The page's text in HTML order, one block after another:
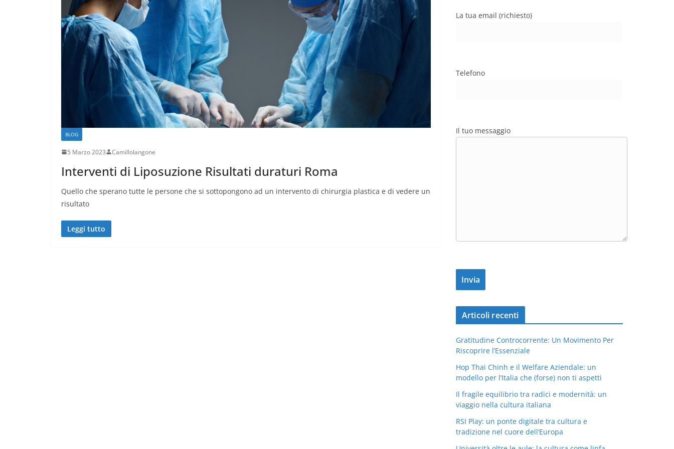
BLOG
5 Marzo 2023 Camillolangone
Interventi di Liposuzione Risultati duraturi Roma
Quello che sperano tutte le persone che si sottopongono ad un intervento di chirurgia plastica e di vedere un
risultato
Leggi tutto
La tua email (richiesto)
Telefono
Il tuo messaggio
Articoli recenti
Gratitudine Controcorrente: Un Movimento Per
Riscoprire l’Essenziale
Hop Thai Chinh e il Welfare Aziendale: un
modello per l’Italia che (forse) non ti aspetti
Il fragile equilibrio tra radici e modernità: un
viaggio nella cultura italiana
RSI Play: un ponte digitale tra cultura e
tradizione nel cuore dell’Europa